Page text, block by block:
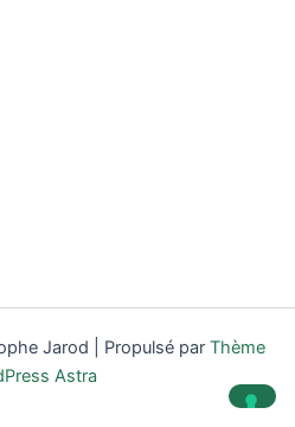
Jarod | Propulsé par Thème
Astra